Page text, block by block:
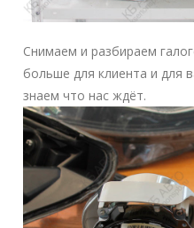
Снимаем и разбираем
больше для клиента и для
знаем что нас ждёт.